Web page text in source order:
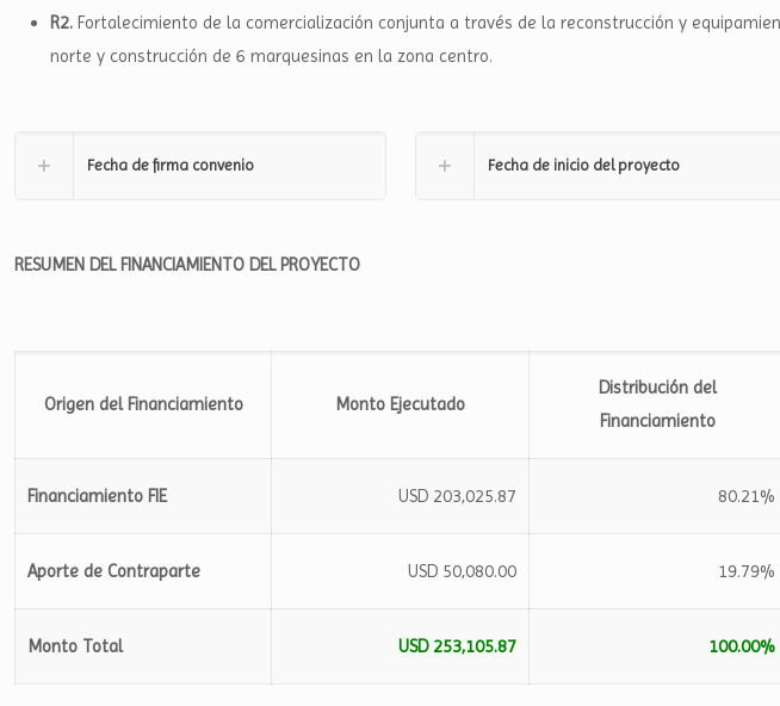
R2. Fortalecimiento de la comercialización conjunta a través de la reconstrucción y
norte y construcción de 6 marquesinas en la zona centro.
Fecha de firma convenio Fecha de inicio del proyecto
RESUMEN DEL FINANCIAMIENTO DEL PROYECTO
Origen del Financiamiento Monto Ejecutado
Distribución del
Financiamiento
Financiamiento FIE USD 203,025.87 80.21%
Aporte de Contraparte USD 50,080.00 19.79%
Monto Total USD 253,105.87 100.00%